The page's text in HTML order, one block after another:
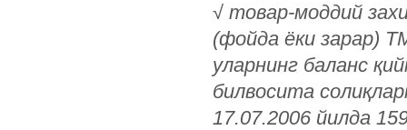
√ товар-моддий
(фойда ёки зарар)
уларнинг баланс
билвосита
17.07.2006 йилда